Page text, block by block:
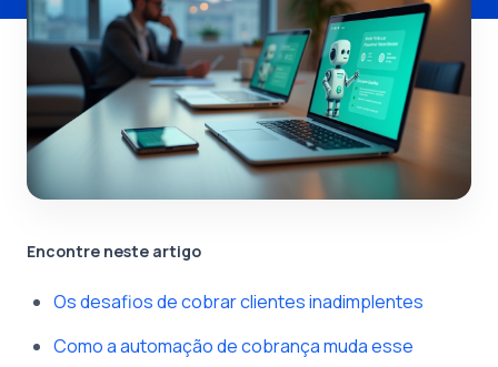
Encontre neste artigo
Os desafios de cobrar clientes inadimplentes
Como a automação de cobrança muda esse